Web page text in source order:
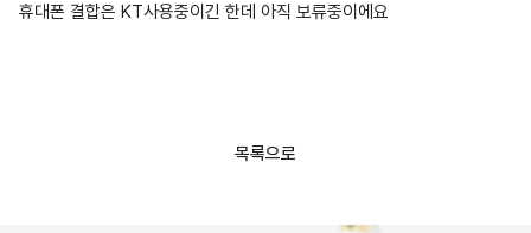
휴대폰 결합은 KT사용중이긴 한데 아직 보류중이에요
목록으로